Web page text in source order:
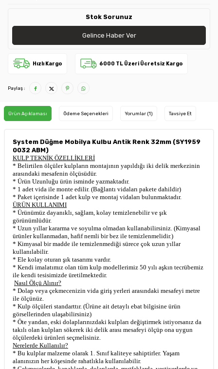
Stok Sorunuz
Gelince Haber Ver
Hızlı Kargo 6000 TL Üzeri Ücretsiz Kargo
Paylaş :
Ürün Açıklaması Ödeme Seçenekleri Yorumlar (1) Tavsiye Et
System Düğme Mobilya Kulbu Antik Renk 32mm (SY1959
0032 ABM)
KULP TEKNİK ÖZELLİKLERİ
* Belirtilen ölçüler kulpların montajının yapıldığı iki delik merkezinin
arasındaki mesafenin ölçüsüdür.
* Ürün Uzunluğu ürün isminde yazmaktadır.
* 1 adet vida ile monte edilir. (Bağlantı vidaları pakete dahildir)
* Paket içerisinde 1 adet kulp ve montaj vidaları bulunmaktadır.
ÜRÜN KULLANIMI
* Ürünümüz dayanıklı, sağlam, kolay temizlenebilir ve şık
görünümlüdür.
* Uzun yıllar kararma ve soyulma olmadan kullanabilirsiniz. (Kimyasal
ürünler kullanmadan, hafif nemli bir bez ile temizlenmelidir.)
* Kimyasal bir madde ile temizlenmediği sürece çok uzun yıllar
kullanılabilir.
* Ele kolay oturan şık tasarımı vardır.
* Kendi imalatımız olan tüm kulp modellerimiz 50 yılı aşkın tecrübemiz
ile kendi tesisimizde üretilmektedir.
Nasıl Ölçü Alınır?
* Dolap veya çekmecenizin vida giriş yerleri arasındaki mesafeyi metre
ile ölçünüz.
* Kulp ölçüleri standarttır. (Ürüne ait detaylı ebat bilgisine ürün
görsellerinden ulaşabilirsiniz)
* Öte yandan, eski dolaplarınızdaki kulpları değiştirmek istiyorsanız da
takılı olan kulpları sökerek iki delik arası mesafeyi ölçüp ona uygun
ölçülerdeki ürünleri seçmelisiniz.
Nerelerde Kullanılır?
* Bu kulplar malzeme olarak 1. Sınıf kaliteye sahiptirler. Yaşam
alanınızın her köşesinde rahatlıkla kullanılabilir.